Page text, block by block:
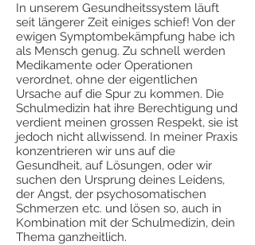
In unserem Gesundheitssystem läuft
seit längerer Zeit einiges schief! Von der
ewigen Symptombekämpfung habe ich
als Mensch genug. Zu schnell werden
Medikamente oder Operationen
verordnet, ohne der eigentlichen
Ursache auf die Spur zu kommen. Die
Schulmedizin hat ihre Berechtigung und
verdient meinen grossen Respekt, sie ist
jedoch nicht allwissend. In meiner Praxis
konzentrieren wir uns auf die
Gesundheit, auf Lösungen, oder wir
suchen den Ursprung deines Leidens,
der Angst, der psychosomatischen
Schmerzen etc. und lösen so, auch in
Kombination mit der Schulmedizin, dein
Thema ganzheitlich.